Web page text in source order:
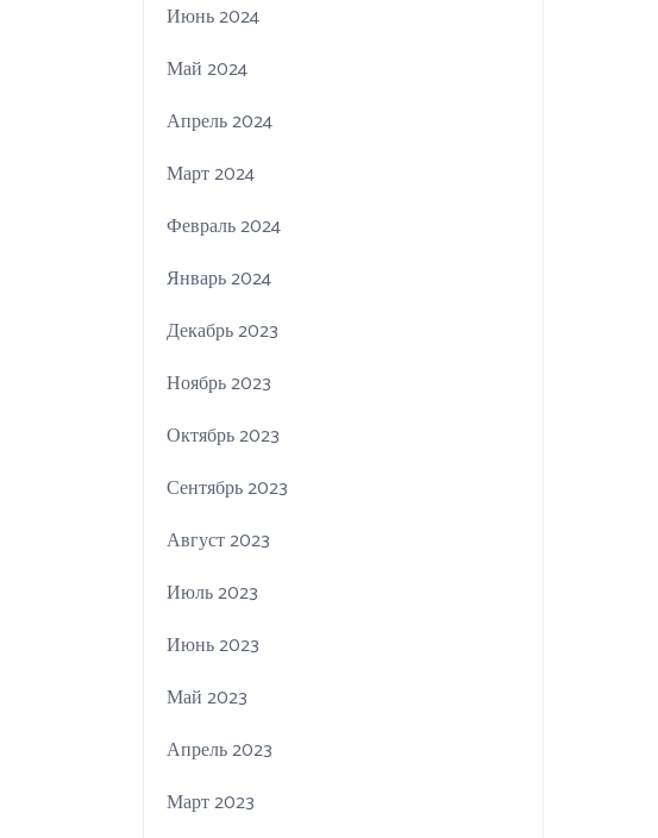
Июнь 2024
Май 2024
Апрель 2024
Март 2024
Февраль 2024
Январь 2024
Декабрь 2023
Ноябрь 2023
Октябрь 2023
Сентябрь 2023
Август 2023
Июль 2023
Июнь 2023
Май 2023
Апрель 2023
Март 2023